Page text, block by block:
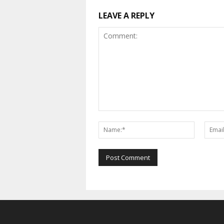
LEAVE A REPLY
Name:*